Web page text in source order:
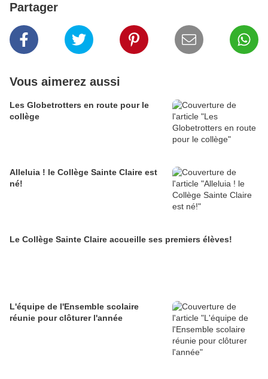
Partager
Vous aimerez aussi
Les Globetrotters en route pour le
collège
Alleluia ! le Collège Sainte Claire est
né!
Le Collège Sainte Claire accueille ses premiers élèves!
L'équipe de l'Ensemble scolaire
réunie pour clôturer l'année